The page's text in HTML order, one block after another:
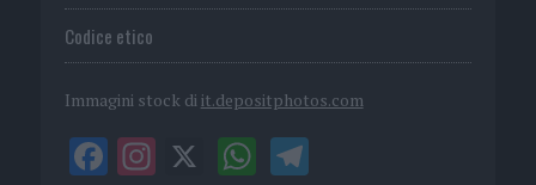
Codice etico
Immagini stock di it.depositphotos.com